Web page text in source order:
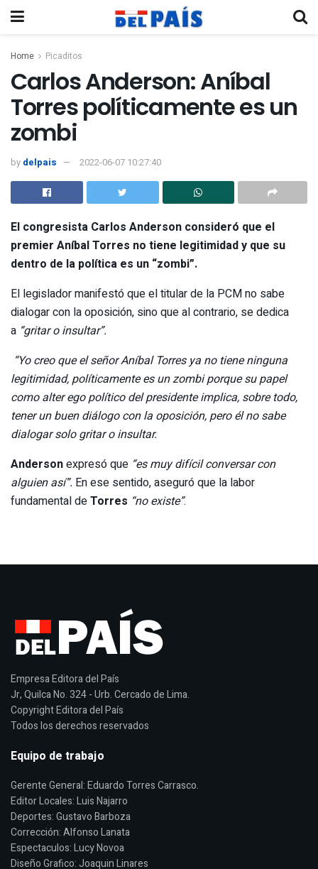
Home Picaditos
Carlos Anderson: Aníbal
Torres políticamente es un
zombi
by delpais 2022-06-07 10:27:40
El congresista Carlos Anderson consideró que el
premier Aníbal Torres no tiene legitimidad y que su
dentro de la política es un “zombi”.
El legislador manifestó que el titular de la PCM no sabe
dialogar con la oposición, sino que al contrario, se dedica
a “gritar o insultar”.
“Yo creo que el señor Aníbal Torres ya no tiene ninguna
legitimidad, políticamente es un zombi porque su papel
como alter ego político del presidente implica, sobre todo,
tener un buen diálogo con la oposición, pero él no sabe
dialogar solo gritar o insultar.
Andersonexpresó que “es muy difícil conversar con
alguien así”. En ese sentido, aseguró que la labor
fundamental deTorres “no existe”.
Empresa Editora del País
Jr, Quilca No. 324 - Urb. Cercado de Lima.
Copyright Editora del País
Todos los derechos reservados
Equipo de trabajo
Gerente General: Eduardo Torres Carrasco.
Editor Locales: Luis Najarro
Deportes: Gustavo Barboza
Corrección: Alfonso Lanata
Espectaculos: Lucy Novoa
Diseño Grafico: Joaquin Linares